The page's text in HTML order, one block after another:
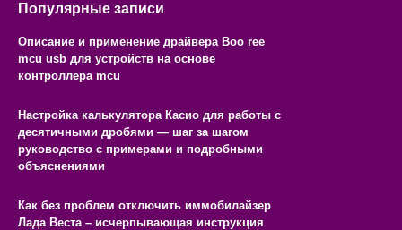
Популярные записи
Описание и применение драйвера Boo ree
mcu usb для устройств на основе
контроллера mcu
Настройка калькулятора Касио для работы с
десятичными дробями — шаг за шагом
руководство с примерами и подробными
объяснениями
Как без проблем отключить иммобилайзер
Лада Веста – исчерпывающая инструкция